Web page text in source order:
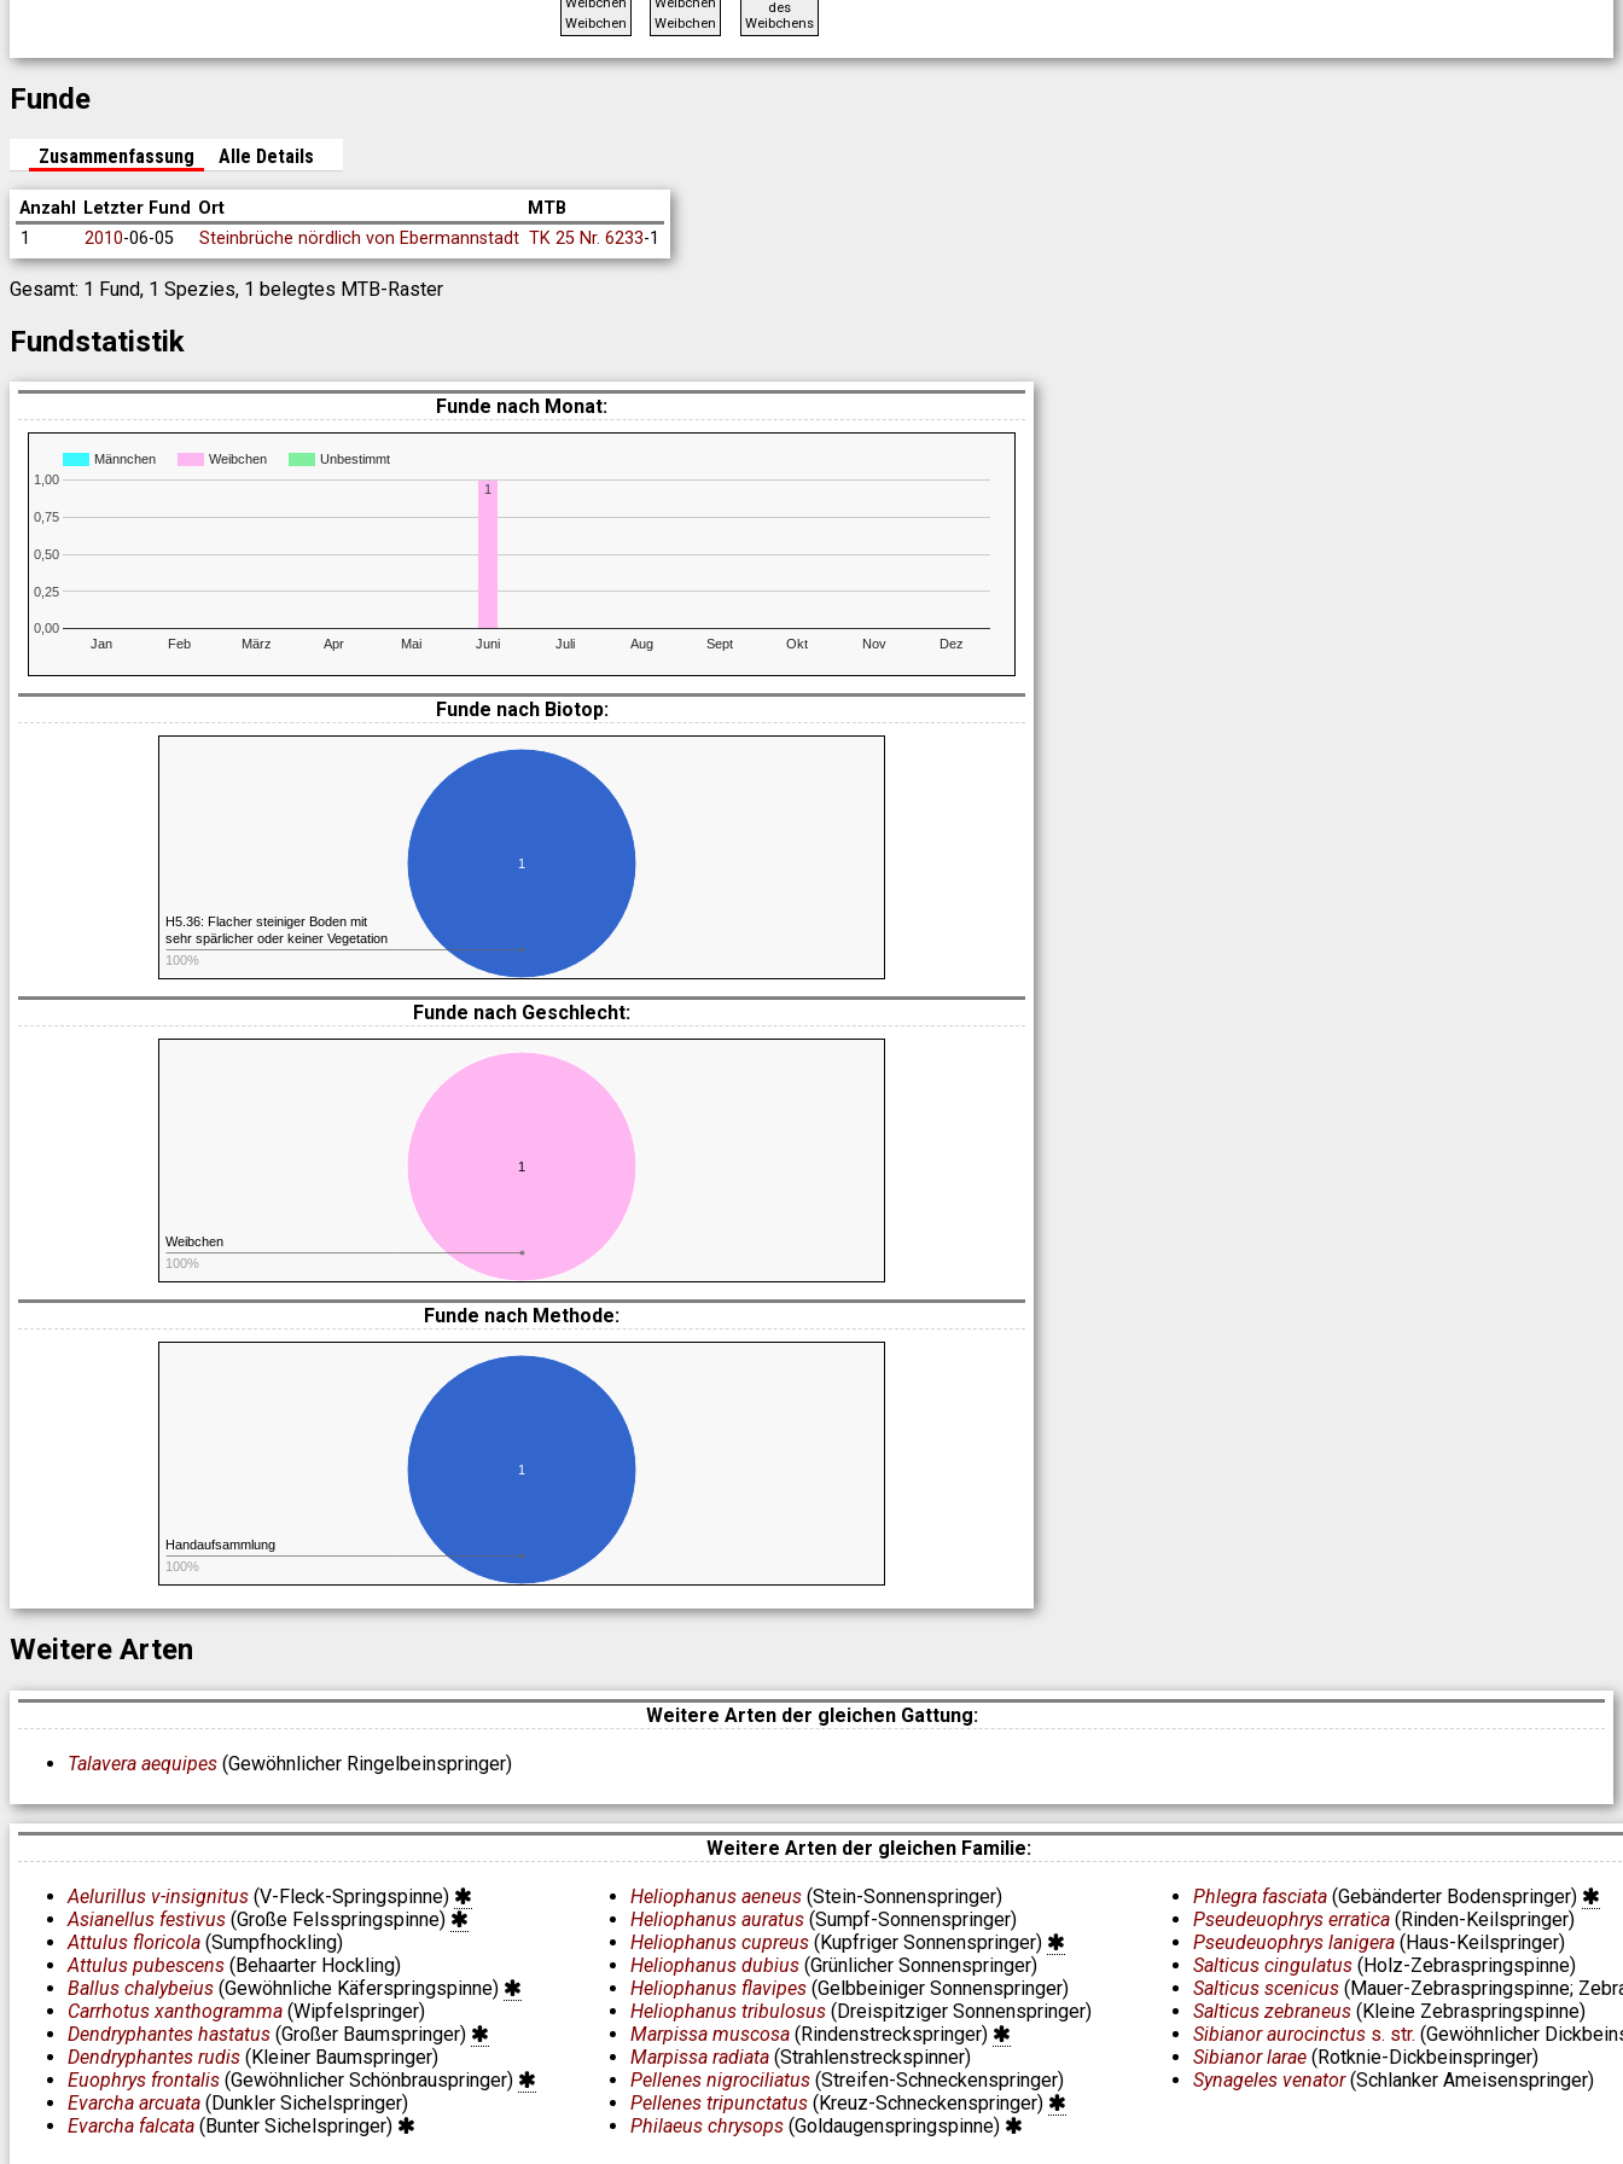
Weibchen Weibchen
des
Weibchens
Funde
Zusammenfassung Alle Details
Anzahl Letzter Fund Ort
MTB
1
2010-06-05 Steinbrüche nördlich von Ebermannstadt TK 25 Nr. 6233-1
Gesamt: 1 Fund, 1 Spezies, 1 belegtes MTB-Raster
Fundstatistik
Funde nach Monat:
Männchen Weibchen Unbestimmt
Jan Feb März Apr Mai Juni Juli Aug Sept Okt Nov Dez
0,00
0,25
0,50
0,75
1,00
1
Funde nach Biotop:
1
H5.36: Flacher steiniger Boden mit
sehr spärlicher oder keiner Vegetation
100%
Funde nach Geschlecht:
1
Weibchen
100%
Funde nach Methode:
1
Handaufsammlung
100%
Weitere Arten
Weitere Arten der gleichen Gattung:
Talavera aequipes (Gewöhnlicher Ringelbeinspringer)
Weitere Arten der gleichen Familie:
Aelurillus v-insignitus (V-Fleck-Springspinne)
Asianellus festivus (Große Felsspringspinne)
Attulus floricola (Sumpfhockling)
Attulus pubescens (Behaarter Hockling)
Ballus chalybeius (Gewöhnliche Käferspringspinne)
Carrhotus xanthogramma (Wipfelspringer)
Dendryphantes hastatus (Großer Baumspringer)
Dendryphantes rudis (Kleiner Baumspringer)
Euophrys frontalis (Gewöhnlicher Schönbrauspringer)
Evarcha arcuata (Dunkler Sichelspringer)
Evarcha falcata (Bunter Sichelspringer)
Heliophanus aeneus (Stein-Sonnenspringer)
Heliophanus auratus (Sumpf-Sonnenspringer)
Heliophanus cupreus (Kupfriger Sonnenspringer)
Heliophanus dubius (Grünlicher Sonnenspringer)
Heliophanus flavipes (Gelbbeiniger Sonnenspringer)
Heliophanus tribulosus (Dreispitziger Sonnenspringer)
Marpissa muscosa (Rindenstreckspringer)
Marpissa radiata (Strahlenstreckspinner)
Pellenes nigrociliatus (Streifen-Schneckenspringer)
Pellenes tripunctatus (Kreuz-Schneckenspringer)
Philaeus chrysops (Goldaugenspringspinne)
Phlegra fasciata (Gebänderter Bodenspringer)
Pseudeuophrys erratica (Rinden-Keilspringer)
Pseudeuophrys lanigera (Haus-Keilspringer)
Salticus cingulatus (Holz-Zebraspringspinne)
Salticus scenicus (Mauer-Zebraspringspinne;
Salticus zebraneus (Kleine Zebraspringspinne)
Sibianor aurocinctus s. str. (Gewöhnlicher
Sibianor larae (Rotknie-Dickbeinspringer)
Synageles venator(Schlanker Ameisenspringer)